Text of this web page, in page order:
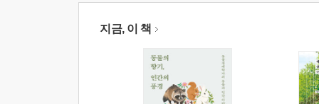
지금, 이 책